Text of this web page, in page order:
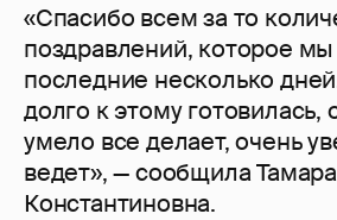
«Спасибо всем за то
поздравлений, которое
последние несколько
долго к этому готовилась,
умело все делает, очень
ведет», — сообщила Тамара
Константиновна.